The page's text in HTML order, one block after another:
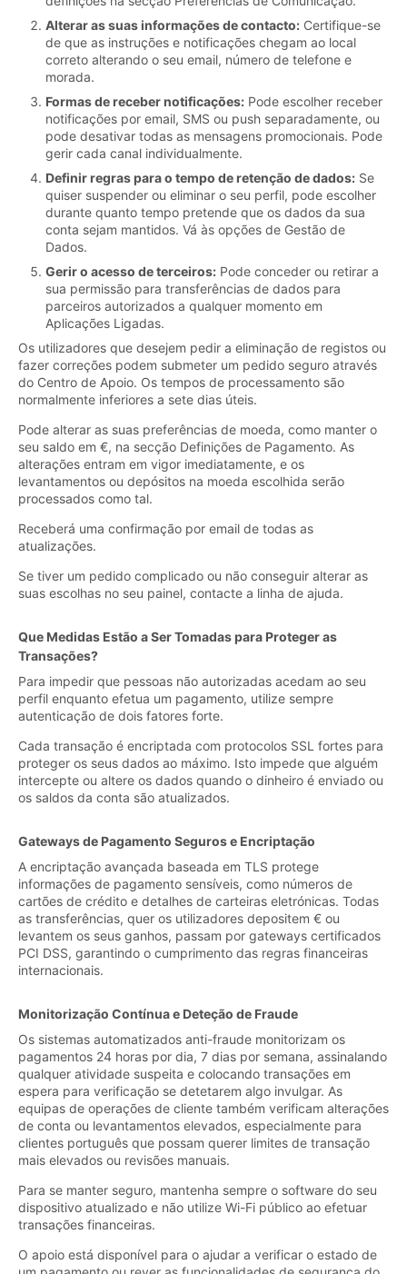
Alterar as suas informações de contacto: Certifique-se
de que as instruções e notificações chegam ao local
correto alterando o seu email, número de telefone e
morada.
Formas de receber notificações: Pode escolher receber
notificações por email, SMS ou push separadamente, ou
pode desativar todas as mensagens promocionais. Pode
gerir cada canal individualmente.
Definir regras para o tempo de retenção de dados: Se
quiser suspender ou eliminar o seu perfil, pode escolher
durante quanto tempo pretende que os dados da sua
conta sejam mantidos. Vá às opções de Gestão de
Dados.
Gerir o acesso de terceiros: Pode conceder ou retirar a
sua permissão para transferências de dados para
parceiros autorizados a qualquer momento em
Aplicações Ligadas.
Os utilizadores que desejem pedir a eliminação de registos ou
fazer correções podem submeter um pedido seguro através
do Centro de Apoio. Os tempos de processamento são
normalmente inferiores a sete dias úteis.
Pode alterar as suas preferências de moeda, como manter o
seu saldo em €, na secção Definições de Pagamento. As
alterações entram em vigor imediatamente, e os
levantamentos ou depósitos na moeda escolhida serão
processados como tal.
Receberá uma confirmação por email de todas as
atualizações.
Se tiver um pedido complicado ou não conseguir alterar as
suas escolhas no seu painel, contacte a linha de ajuda.
Que Medidas Estão a Ser Tomadas para Proteger as
Transações?
Para impedir que pessoas não autorizadas acedam ao seu
perfil enquanto efetua um pagamento, utilize sempre
autenticação de dois fatores forte.
Cada transação é encriptada com protocolos SSL fortes para
proteger os seus dados ao máximo. Isto impede que alguém
intercepte ou altere os dados quando o dinheiro é enviado ou
os saldos da conta são atualizados.
Gateways de Pagamento Seguros e Encriptação
A encriptação avançada baseada em TLS protege
informações de pagamento sensíveis, como números de
cartões de crédito e detalhes de carteiras eletrónicas. Todas
as transferências, quer os utilizadores depositem € ou
levantem os seus ganhos, passam por gateways certificados
PCI DSS, garantindo o cumprimento das regras financeiras
internacionais.
Monitorização Contínua e Deteção de Fraude
Os sistemas automatizados anti-fraude monitorizam os
pagamentos 24 horas por dia, 7 dias por semana, assinalando
qualquer atividade suspeita e colocando transações em
espera para verificação se detetarem algo invulgar. As
equipas de operações de cliente também verificam alterações
de conta ou levantamentos elevados, especialmente para
clientes português que possam querer limites de transação
mais elevados ou revisões manuais.
Para se manter seguro, mantenha sempre o software do seu
dispositivo atualizado e não utilize Wi-Fi público ao efetuar
transações financeiras.
O apoio está disponível para o ajudar a verificar o estado de